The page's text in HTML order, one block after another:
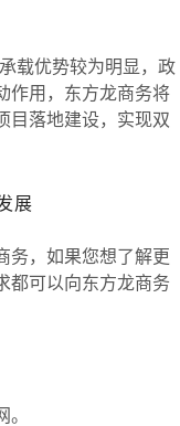
载优势较为明显，政
作用，东方龙商务将
目落地建设，实现双
展
务，如果您想了解更
都可以向东方龙商务
。